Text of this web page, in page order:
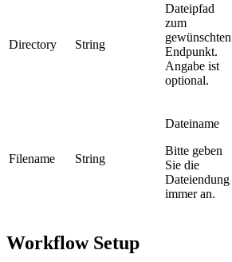
Directory String
Dateipfad
zum
gewünschten
Endpunkt.
Angabe ist
optional.
Filename String
Dateiname
Bitte geben
Sie die
Dateiendung
immer an.
Workflow Setup